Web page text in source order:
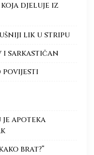
djeluje iz
lik u stripu
i sarkastičan
povijesti
je apoteka
brat?“